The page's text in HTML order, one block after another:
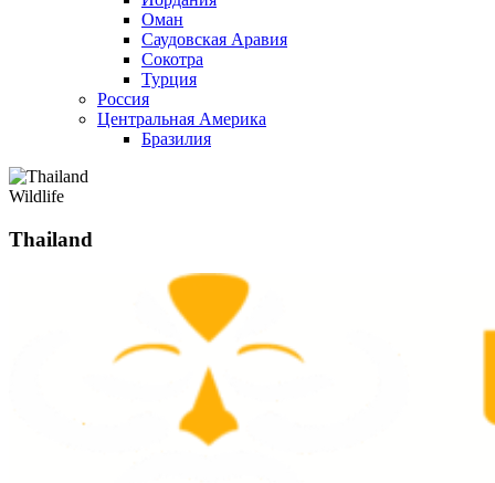
Оман
Саудовская Аравия
Сокотра
Турция
Россия
Центральная Америка
Бразилия
Wildlife
Thailand